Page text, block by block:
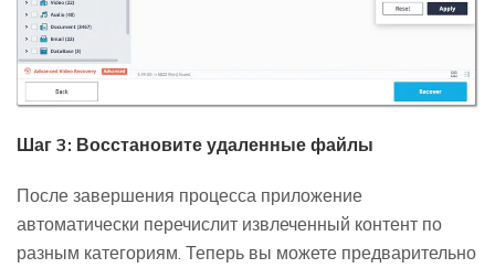
Шаг 3: Восстановите удаленные файлы
После завершения процесса приложение
автоматически перечислит извлеченный контент по
разным категориям. Теперь вы можете предварительно